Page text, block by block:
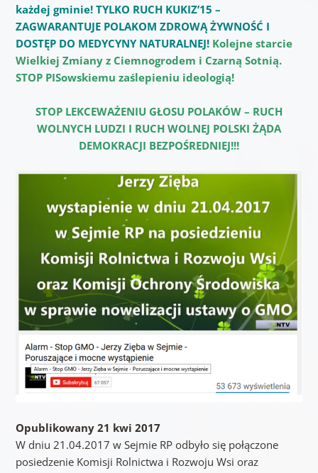
każdej gminie! TYLKO RUCH KUKIZ’15 –
ZAGWARANTUJE POLAKOM ZDROWĄ ŻYWNOŚĆ I
DOSTĘP DO MEDYCYNY NATURALNEJ!Kolejne starcie
Wielkiej Zmiany z Ciemnogrodem i Czarną Sotnią.
STOP PISowskiemu zaślepieniu ideologią!
STOP LEKCEWAŻENIU GŁOSU POLAKÓW – RUCH
WOLNYCH LUDZI I RUCH WOLNEJ POLSKI ŻĄDA
DEMOKRACJI BEZPOŚREDNIEJ!!!
Opublikowany 21 kwi 2017
W dniu 21.04.2017 w Sejmie RP odbyło się połączone
posiedzenie Komisji Rolnictwa i Rozwoju Wsi oraz